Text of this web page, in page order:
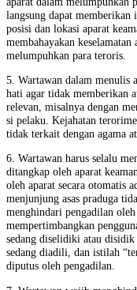
langsung dapat memberikan
posisi dan lokasi aparat
membahayakan keselamatan
melumpuhkan para teroris.
5. Wartawan dalam menulis
hati agar tidak memberikan
relevan, misalnya dengan
si pelaku. Kejahatan
tidak terkait dengan agama
6. Wartawan harus selalu
ditangkap oleh aparat
oleh aparat secara otomatis
menjunjung asas praduga
menghindari pengadilan
mempertimbangkan
sedang diselidiki atau
sedang diadili, dan istilah
diputus oleh pengadilan.